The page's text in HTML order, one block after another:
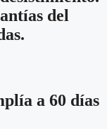
del
a 60 días